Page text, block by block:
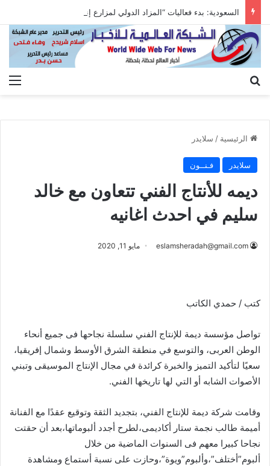
السعودية: بدء فعاليات “المزاد الدولي لمزارع إنتاج الصقور 2026”
الرئيسية / سلايدر
سلايدر فـنــون
ديمه للأنتاج الفني تتعاون مع خالد
سليم في احدث اغانيه
eslamsheradah@gmail.com مايو 11, 2020
كتب / حمدي الكاتب
تواصل مؤسسة ديمة للإنتاج الفني سلسلة نجاحها فى جميع أنحاء
الوطن العربى، والتوسع في منطقة الشرق الأوسط وشمال إفريقيا،
سعيًا لتأكيد التميز والخبرة كرائدة في مجال الإنتاج الموسيقى وتبني
الأصوات الشابه أو التي لها تاريخها الفني.
وقامت شركة ديمة للإنتاج الفني، بتجديد الثقة وتوقيع عقدًا مع الفنانة
أميمة طالب نجمة ستار أكاديمى،لطرح أجدد ألبوماتها،بعد أن حقتت
نجاحا كبيرا معهم فى السنوات الماضية من خلال
ألبوم”أختلف”،وألبوم”ويوة”،وحازت على نسبة أستماع ومشاهدة